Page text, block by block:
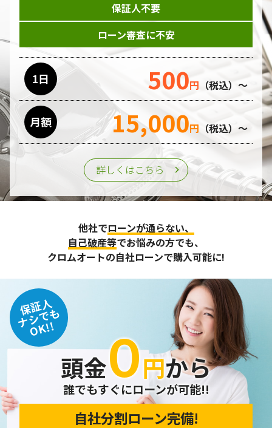
保証人不要
ローン審査に不安
1日 500円 （税込）～
月額 15,000円 （税込）～
詳しくはこちら
他社でローンが通らない、
自己破産等でお悩みの方でも、
クロムオートの自社ローンで購入可能に!
保証人
ナシでも
OK!!
頭金０円から
誰でもすぐにローンが可能!!
自社分割ローン完備!